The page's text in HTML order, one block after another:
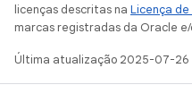
licenças descritas na Licença
marcas registradas da Oracle e/
Última atualização 2025-07-26